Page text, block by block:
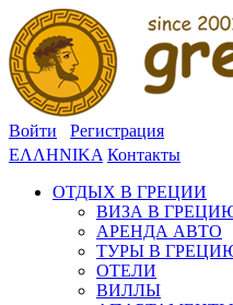
Войти
Регистрация
ΕΛΛΗΝΙΚΑ Контакты
ОТДЫХ В ГРЕЦИИ
ВИЗА В
АРЕНДА АВТО
ТУРЫ В
ОТЕЛИ
ВИЛЛЫ